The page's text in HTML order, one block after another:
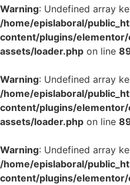
Warning: Undefined array
/home/epislaboral/
content/plugins/
assets/loader.php on line
Warning: Undefined array
/home/epislaboral/
content/plugins/
assets/loader.php on line
Warning: Undefined array
/home/epislaboral/
content/plugins/